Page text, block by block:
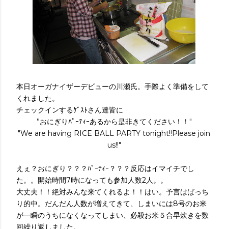
本日オーガナイザーデビューの川瀬氏。手際よく準備をして
くれました。
チェックインするｹﾞｽﾄさん達皆に
”おにぎりﾊﾟｰﾃｨｰあるから是非きてください！！"
"We are having RICE BALL PARTY tonight!!Please join
us!!"
えぇ？おにぎり？？？ﾊﾟｰﾃｨｰ？？？反応はイマイチでし
た。。開始時間7時になっても参加人数2人。。
大丈夫！！絶対みんな来てくれるよ！！はい。予言はばっち
り的中。だんだん人数が増えてきて、しまいには8号のお米
が一瞬のうちになくなってしまい、必殺お米５合早炊きを数
回繰り返しました。